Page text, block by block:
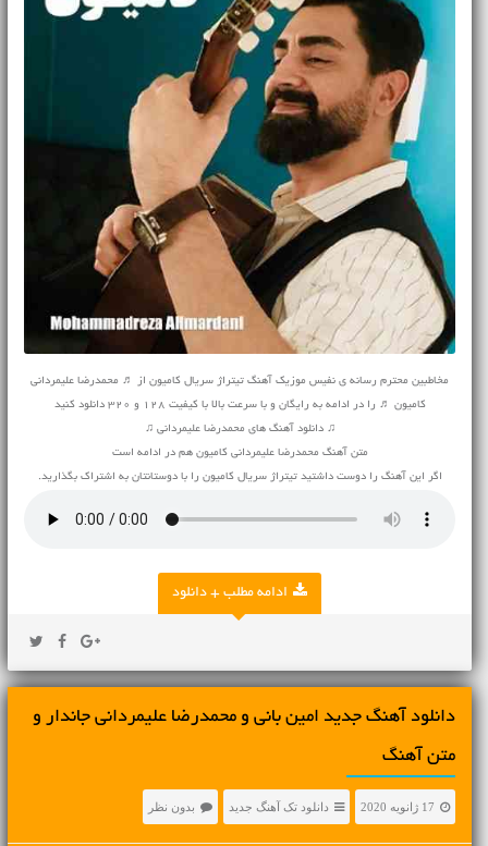
مخاطبین محترم رسانه ی نفیس موزیک آهنگ تیتراژ سریال کامیون از ♬ محمدرضا علیمردانی
کامیون ♬ را در ادامه به رایگان و با سرعت بالا با کیفیت 128 و 320 دانلود کنید
♫ دانلود آهنگ های محمدرضا علیمردانی ♫
متن آهنگ محمدرضا علیمردانی کامیون هم در ادامه است
اگر این آهنگ را دوست داشتید تیتراژ سریال کامیون را با دوستانتان به اشتراک بگذارید.
ادامه مطلب + دانلود
دانلود آهنگ جديد امین بانی و محمدرضا علیمردانی جاندار و
متن آهنگ
17 ژانویه 2020 دانلود تک آهنگ جدید بدون نظر